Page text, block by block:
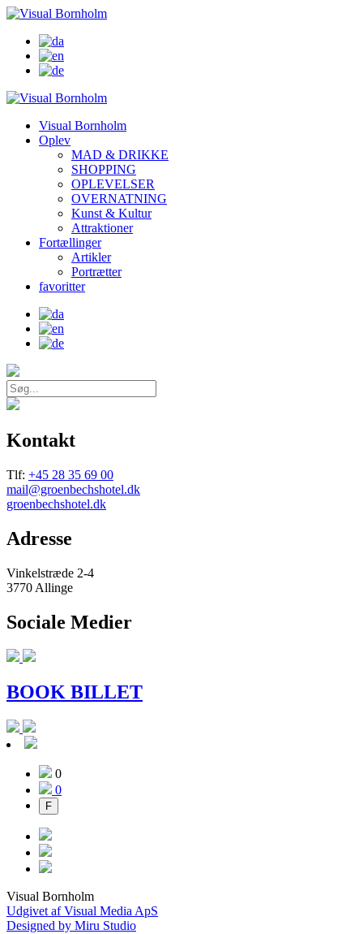
Visual Bornholm
Oplev
MAD & DRIKKE
SHOPPING
OPLEVELSER
OVERNATNING
Kunst & Kultur
Attraktioner
Fortællinger
Artikler
Portrætter
favoritter
Kontakt
Tlf: +45 28 35 69 00
mail@groenbechshotel.dk
groenbechshotel.dk
Adresse
Vinkelstræde 2-4
3770 Allinge
Sociale Medier
BOOK BILLET
0
0
F
Visual Bornholm
Udgivet af Visual Media ApS
Designed by Miru Studio